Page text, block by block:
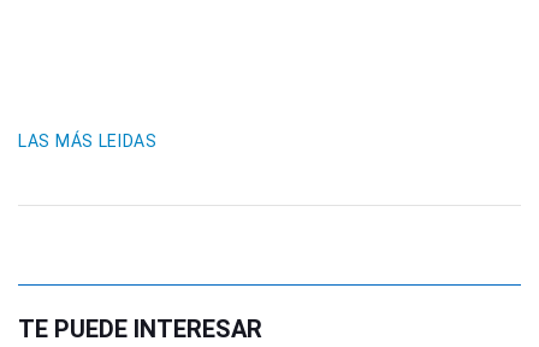
LAS MÁS LEIDAS
TE PUEDE INTERESAR